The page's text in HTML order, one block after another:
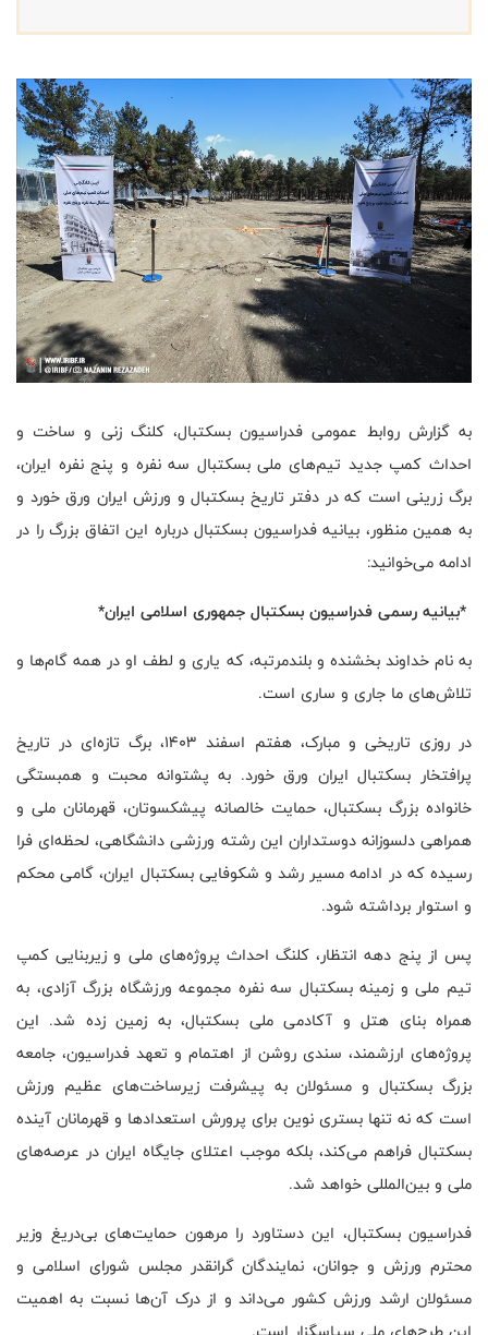
به گزارش روابط عمومی فدراسیون بسکتبال، کلنگ زنی و ساخت و
احداث کمپ جدید تیم‌های ملی بسکتبال سه نفره و پنج نفره ایران،
برگ زرینی است که در دفتر تاریخ بسکتبال و ورزش ایران ورق خورد و
به همین منظور، بیانیه فدراسیون بسکتبال درباره این اتفاق بزرگ را در
ادامه می‌خوانید:
*بیانیه رسمی فدراسیون بسکتبال جمهوری اسلامی ایران*
به نام خداوند بخشنده و بلندمرتبه، که یاری و لطف او در همه گام‌ها و
تلاش‌های ما جاری و ساری است.
در روزی تاریخی و مبارک، هفتم اسفند ۱۴۰۳، برگ تازه‌ای در تاریخ
پرافتخار بسکتبال ایران ورق خورد. به پشتوانه محبت و همبستگی
خانواده بزرگ بسکتبال، حمایت خالصانه پیشکسوتان، قهرمانان ملی و
همراهی دلسوزانه دوستداران این رشته ورزشی دانشگاهی، لحظه‌ای فرا
رسیده که در ادامه مسیر رشد و شکوفایی بسکتبال ایران، گامی محکم
و استوار برداشته شود.
پس از پنج دهه انتظار، کلنگ احداث پروژه‌های ملی و زیربنایی کمپ
تیم ملی و زمینه بسکتبال سه نفره مجموعه ورزشگاه بزرگ آزادی، به
همراه بنای هتل و آکادمی ملی بسکتبال، به زمین زده شد. این
پروژه‌های ارزشمند، سندی روشن از اهتمام و تعهد فدراسیون، جامعه
بزرگ بسکتبال و مسئولان به پیشرفت زیرساخت‌های عظیم ورزش
است که نه تنها بستری نوین برای پرورش استعدادها و قهرمانان آینده
بسکتبال فراهم می‌کند، بلکه موجب اعتلای جایگاه ایران در عرصه‌های
ملی و بین‌المللی خواهد شد.
فدراسیون بسکتبال، این دستاورد را مرهون حمایت‌های بی‌دریغ وزیر
محترم ورزش و جوانان، نمایندگان گرانقدر مجلس شورای اسلامی و
مسئولان ارشد ورزش کشور می‌داند و از درک آن‌ها نسبت به اهمیت